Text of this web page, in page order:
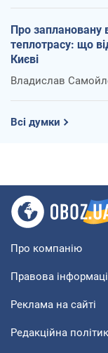
Про заплановану
теплотрасу: що
Києві
Владислав
Всі думки
Про компанію
Правова
Реклама на сайті
Редакційна